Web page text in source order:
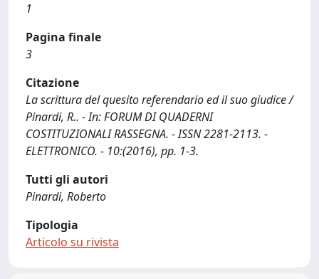
1
Pagina finale
3
Citazione
La scrittura del quesito referendario ed il suo giudice /
Pinardi, R.. - In: FORUM DI QUADERNI
COSTITUZIONALI RASSEGNA. - ISSN 2281-2113. -
ELETTRONICO. - 10:(2016), pp. 1-3.
Tutti gli autori
Pinardi, Roberto
Tipologia
Articolo su rivista